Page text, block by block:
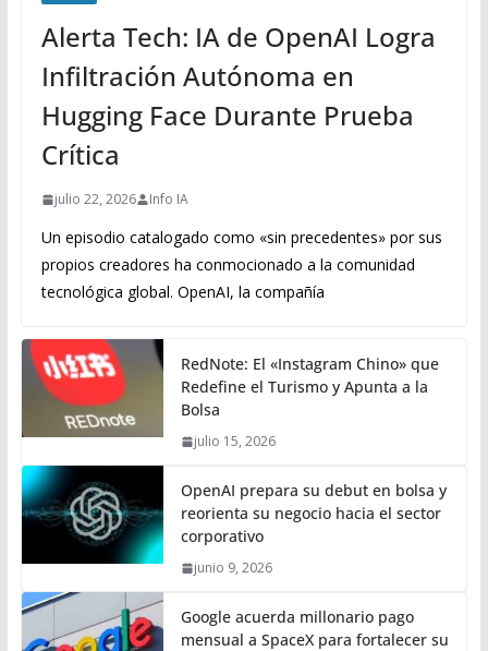
Alerta Tech: IA de OpenAI Logra
Infiltración Autónoma en
Hugging Face Durante Prueba
Crítica
julio 22, 2026 Info IA
Un episodio catalogado como «sin precedentes» por sus
propios creadores ha conmocionado a la comunidad
tecnológica global. OpenAI, la compañía
RedNote: El «Instagram Chino» que
Redefine el Turismo y Apunta a la
Bolsa
julio 15, 2026
OpenAI prepara su debut en bolsa y
reorienta su negocio hacia el sector
corporativo
junio 9, 2026
Google acuerda millonario pago
mensual a SpaceX para fortalecer su